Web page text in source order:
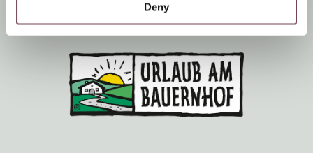
Deny
Bauernhof-, Ausstattungs- und Servicequalität
überprüft.